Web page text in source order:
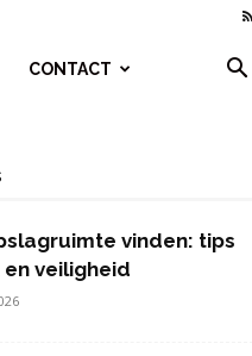
CONTACT
vinden: tips
veiligheid